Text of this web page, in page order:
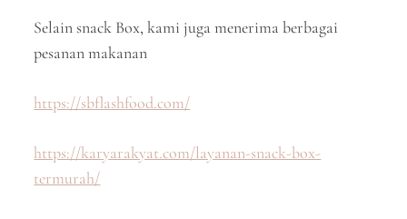
Selain snack Box, kami juga menerima berbagai
pesanan makanan
https://sbflashfood.com/
https://karyarakyat.com/layanan-snack-box-
termurah/